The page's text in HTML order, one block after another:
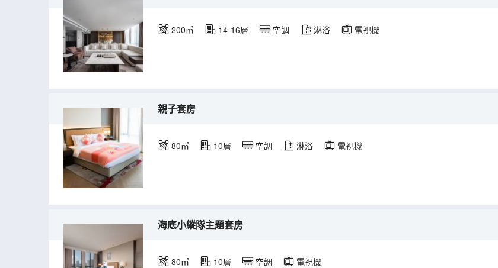
200㎡ 14-16層 空調 淋浴 電視機
親子套房
80㎡ 10層 空調 淋浴 電視機
海底小縱隊主題套房
80㎡ 10層 空調 電視機